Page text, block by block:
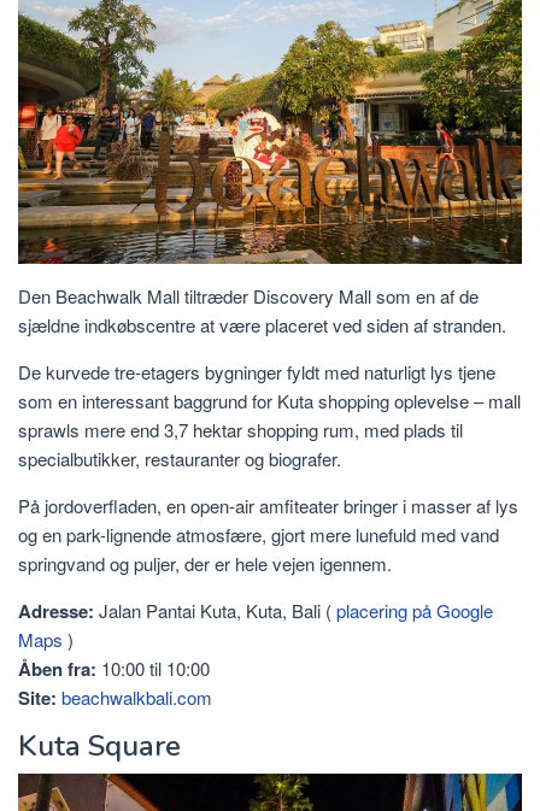
Den Beachwalk Mall tiltræder Discovery Mall som en af ​​de
sjældne indkøbscentre at være placeret ved siden af ​​stranden.
De kurvede tre-etagers bygninger fyldt med naturligt lys tjene
som en interessant baggrund for Kuta shopping oplevelse – mall
sprawls mere end 3,7 hektar shopping rum, med plads til
specialbutikker, restauranter og biografer.
På jordoverfladen, en open-air amfiteater bringer i masser af lys
og en park-lignende atmosfære, gjort mere lunefuld med vand
springvand og puljer, der er hele vejen igennem.
Adresse: Jalan Pantai Kuta, Kuta, Bali (placering på Google
Maps )
Åben fra: 10:00 til 10:00
Site: beachwalkbali.com
Kuta Square